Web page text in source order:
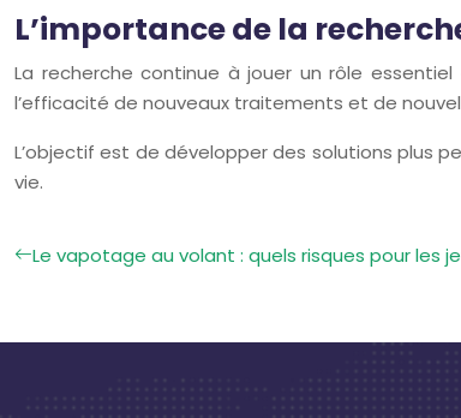
L’importance de la
La recherche continue à jouer un rôle
l’efficacité de nouveaux traitements et de
L’objectif est de développer des solutions plus
vie.
Le vapotage au volant : quels risques pour les